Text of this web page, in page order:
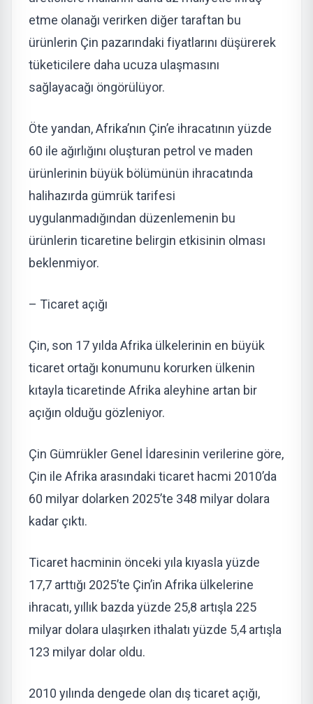
etme olanağı verirken diğer taraftan bu
ürünlerin Çin pazarındaki fiyatlarını düşürerek
tüketicilere daha ucuza ulaşmasını
sağlayacağı öngörülüyor.
Öte yandan, Afrika’nın Çin’e ihracatının yüzde
60 ile ağırlığını oluşturan petrol ve maden
ürünlerinin büyük bölümünün ihracatında
halihazırda gümrük tarifesi
uygulanmadığından düzenlemenin bu
ürünlerin ticaretine belirgin etkisinin olması
beklenmiyor.
– Ticaret açığı
Çin, son 17 yılda Afrika ülkelerinin en büyük
ticaret ortağı konumunu korurken ülkenin
kıtayla ticaretinde Afrika aleyhine artan bir
açığın olduğu gözleniyor.
Çin Gümrükler Genel İdaresinin verilerine göre,
Çin ile Afrika arasındaki ticaret hacmi 2010’da
60 milyar dolarken 2025’te 348 milyar dolara
kadar çıktı.
Ticaret hacminin önceki yıla kıyasla yüzde
17,7 arttığı 2025’te Çin’in Afrika ülkelerine
ihracatı, yıllık bazda yüzde 25,8 artışla 225
milyar dolara ulaşırken ithalatı yüzde 5,4 artışla
123 milyar dolar oldu.
2010 yılında dengede olan dış ticaret açığı,